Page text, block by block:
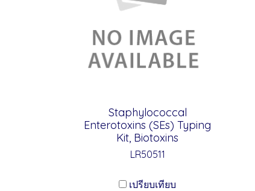
Staphylococcal
Enterotoxins (SEs) Typing
Kit, Biotoxins
LR50511
เปรียบเทียบ